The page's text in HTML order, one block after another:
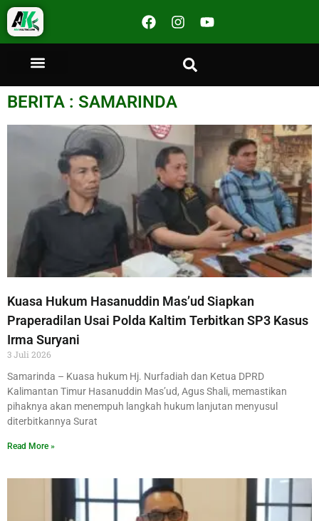
BERITA : SAMARINDA
Kuasa Hukum Hasanuddin Mas’ud Siapkan
Praperadilan Usai Polda Kaltim Terbitkan SP3 Kasus
Irma Suryani
3 Juli 2026
Samarinda – Kuasa hukum Hj. Nurfadiah dan Ketua DPRD
Kalimantan Timur Hasanuddin Mas’ud, Agus Shali, memastikan
pihaknya akan menempuh langkah hukum lanjutan menyusul
diterbitkannya Surat
Read More »